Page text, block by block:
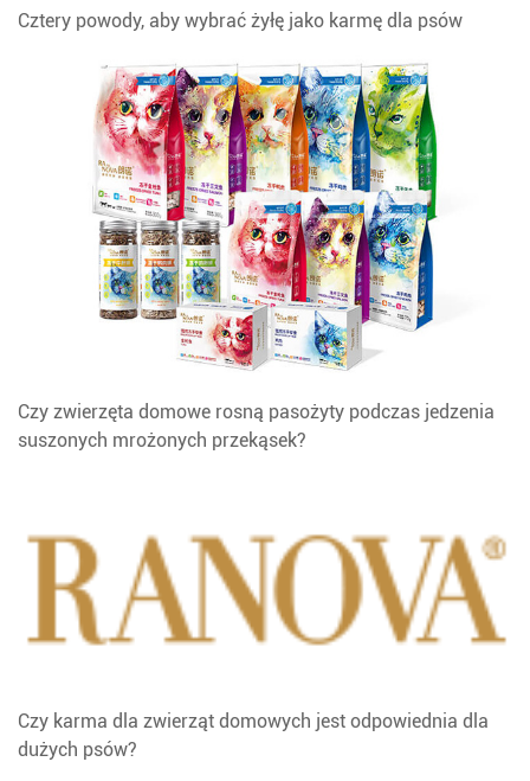
Cztery powody, aby wybrać żyłę jako karmę dla psów
Czy zwierzęta domowe rosną pasożyty podczas jedzenia
suszonych mrożonych przekąsek?
Czy karma dla zwierząt domowych jest odpowiednia dla
dużych psów?